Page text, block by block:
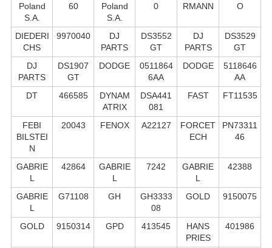
Poland
S.А.
60
Poland
S.А.
0
RMANN
O
DIEDERI
CHS
9970040
DJ
PARTS
DS3552
GT
DJ
PARTS
DS3529
GT
DJ
PARTS
DS1907
GT
DODGE
0511864
6AA
DODGE
5118646
AA
DT
466585
DYNAM
ATRIX
DSA441
081
FAST FT11535
FEBI
BILSTEI
N
20043 FENOX A22127
FORCET
ECH
PN73311
46
GABRIE
L
42864
GABRIE
L
7242
GABRIE
L
42388
GABRIE
L
G71108 GH
GH3333
08
GOLD 9150075
GOLD 9150314 GPD 413545
HANS
PRIES
401986